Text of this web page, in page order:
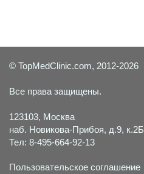
© TopMedClinic.com, 2012-2026
Все права защищены.
123103, Москва
наб. Новикова-Прибоя, д.9, к.2Б
Тел: 8-495-664-92-13
Пользовательское соглашение